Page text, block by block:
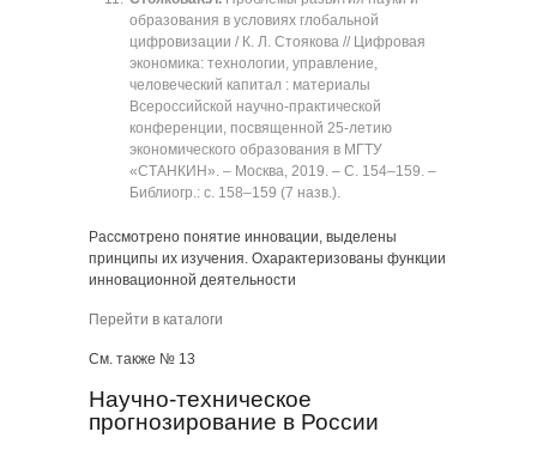
образования в условиях глобальной
цифровизации / К. Л. Стоякова // Цифровая
экономика: технологии, управление,
человеческий капитал : материалы
Всероссийской научно-практической
конференции, посвященной 25-летию
экономического образования в МГТУ
«СТАНКИН». ‒ Москва, 2019. ‒ C. 154‒159. ‒
Библиогр.: с. 158‒159 (7 назв.).
Рассмотрено понятие инновации, выделены
принципы их изучения. Охарактеризованы функции
инновационной деятельности
Перейти в каталоги
См. также № 13
Научно-техническое
прогнозирование в России